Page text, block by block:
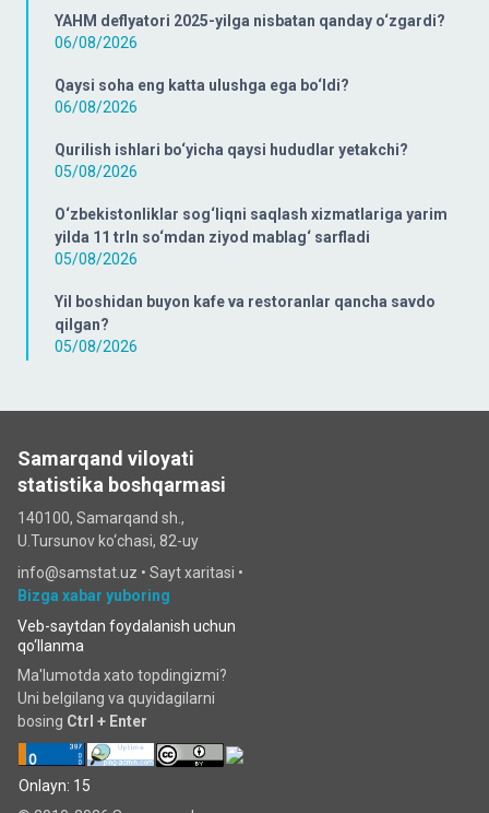
YAHM deflyatori 2025-yilga nisbatan qanday o‘zgardi?
06/08/2026
Qaysi soha eng katta ulushga ega bo‘ldi?
06/08/2026
Qurilish ishlari bo‘yicha qaysi hududlar yetakchi?
05/08/2026
O‘zbekistonliklar sog‘liqni saqlash xizmatlariga yarim
yilda 11 trln so‘mdan ziyod mablag‘ sarfladi
05/08/2026
Yil boshidan buyon kafe va restoranlar qancha savdo
qilgan?
05/08/2026
Samarqand viloyati
statistika boshqarmasi
140100, Samarqand sh.,
U.Tursunov ko‘chаsi, 82-uy
info@samstat.uz • Sayt xaritasi •
Bizga xabar yuboring
Veb-saytdan foydalanish uchun
qo‘llanma
Ma'lumotda xato topdingizmi?
Uni belgilang va quyidagilarni
bosing Ctrl + Enter
Onlayn: 15